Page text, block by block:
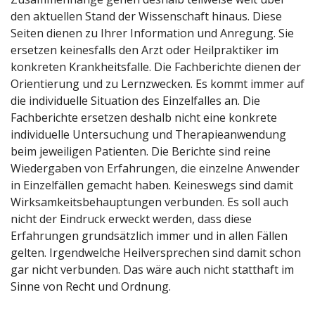
den aktuellen Stand der Wissenschaft hinaus. Diese
Seiten dienen zu Ihrer Information und Anregung. Sie
ersetzen keinesfalls den Arzt oder Heilpraktiker im
konkreten Krankheitsfalle. Die Fachberichte dienen der
Orientierung und zu Lernzwecken. Es kommt immer auf
die individuelle Situation des Einzelfalles an. Die
Fachberichte ersetzen deshalb nicht eine konkrete
individuelle Untersuchung und Therapieanwendung
beim jeweiligen Patienten. Die Berichte sind reine
Wiedergaben von Erfahrungen, die einzelne Anwender
in Einzelfällen gemacht haben. Keineswegs sind damit
Wirksamkeitsbehauptungen verbunden. Es soll auch
nicht der Eindruck erweckt werden, dass diese
Erfahrungen grundsätzlich immer und in allen Fällen
gelten. Irgendwelche Heilversprechen sind damit schon
gar nicht verbunden. Das wäre auch nicht statthaft im
Sinne von Recht und Ordnung.